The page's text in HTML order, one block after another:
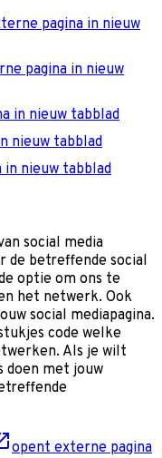
pagina in nieuw
pagina in nieuw
in nieuw tabblad
nieuw tabblad
nieuw tabblad
social media
de betreffende social
optie om ons te
het netwerk. Ook
social mediapagina.
code welke
Als je wilt
doen met jouw
opent externe pagina